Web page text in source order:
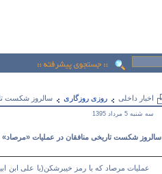
اخبار داخلی روزی روزگاری سالروز شکست
سه شنبه 5 مرداد 1395
سالروز شکست تاریخی منافقان در عملیات «مرصاد»
عملیات مرصاد که با رمز خیبرشکن(یا علی ابن